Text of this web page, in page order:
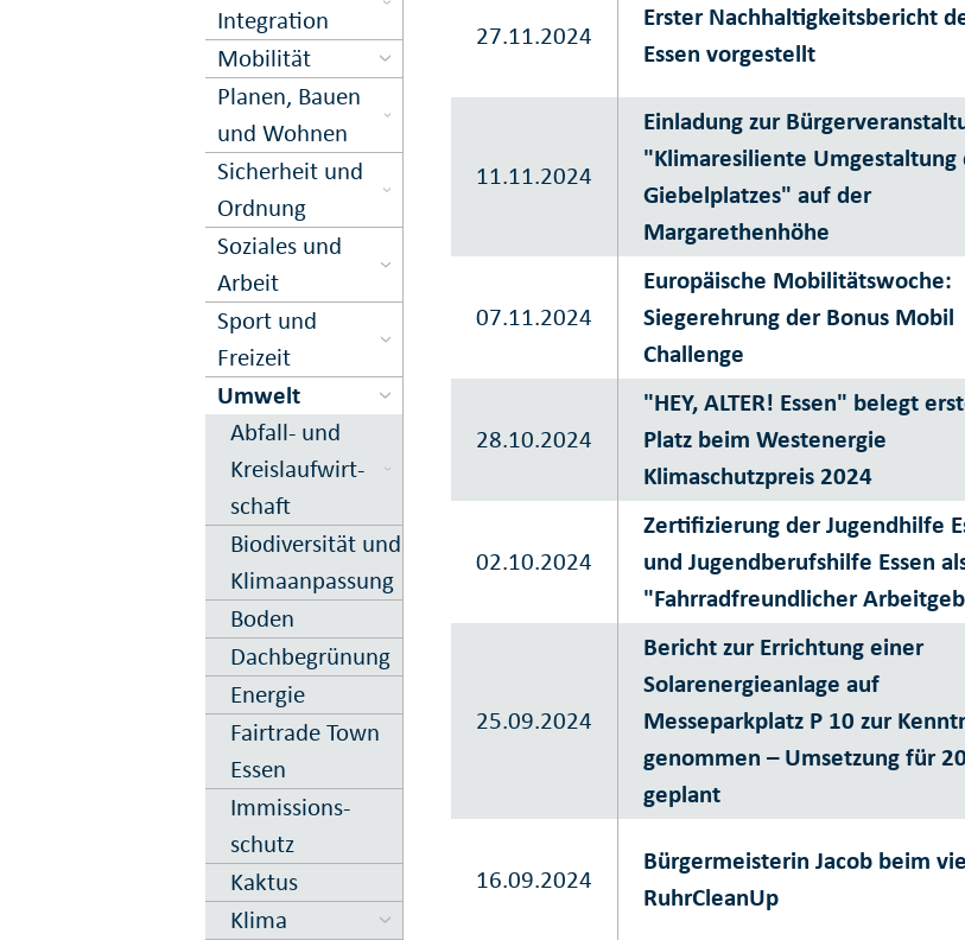
Inte­gration
Mobilität
Planen, Bauen
und Wohnen
Sicher­heit und
Ord­nung
Soziales und
Arbeit
Sport und
Freizeit
Umwelt
Abfall- und
Kreis­lauf­wirt­
schaft
Biodiversität und
Klima­anpassung
Boden
Dach­begrün­ung
Energie
Fairtrade Town
Essen
Immissions­
schutz
Kaktus
Klima
27.11.2024
Erster Nachhaltigkeitsbericht
Essen vorgestellt
11.11.2024
Einladung zur
"Klimaresiliente Umgestaltung
Giebelplatzes" auf der
Margarethenhöhe
07.11.2024
Europäische Mobilitätswoche:
Siegerehrung der Bonus Mobil
Challenge
28.10.2024
"HEY, ALTER! Essen" belegt
Platz beim Westenergie
Klimaschutzpreis 2024
02.10.2024
Zertifizierung der Jugendhilfe
und Jugendberufshilfe Essen
"Fahrradfreundlicher
25.09.2024
Bericht zur Errichtung einer
Solarenergieanlage auf
Messeparkplatz P 10 zur
genommen – Umsetzung für
geplant
16.09.2024
Bürgermeisterin Jacob beim
RuhrCleanUp